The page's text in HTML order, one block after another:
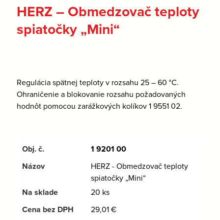
HERZ – Obmedzovač teploty
spiatočky „Mini“
Regulácia spätnej teploty v rozsahu 25 – 60 °C.
Ohraničenie a blokovanie rozsahu požadovaných
hodnôt pomocou zarážkových kolíkov 1 9551 02.
1 9201 00
HERZ - Obmedzovač teploty
spiatočky „Mini“
20 ks
29,01€